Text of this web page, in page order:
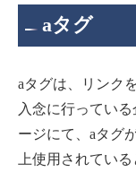
aタグ
aタグは、リンク
入念に行ってい
ージにて、aタグ
上使用されている